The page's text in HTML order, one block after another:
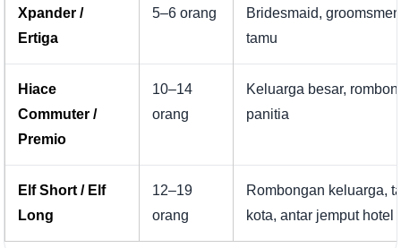
Xpander /
Ertiga
5–6 orang
Bridesmaid,
tamu
Hiace
Commuter /
Premio
10–14
orang
Keluarga besar,
panitia
Elf Short / Elf
Long
12–19
orang
Rombongan keluarga,
kota, antar jemput hotel